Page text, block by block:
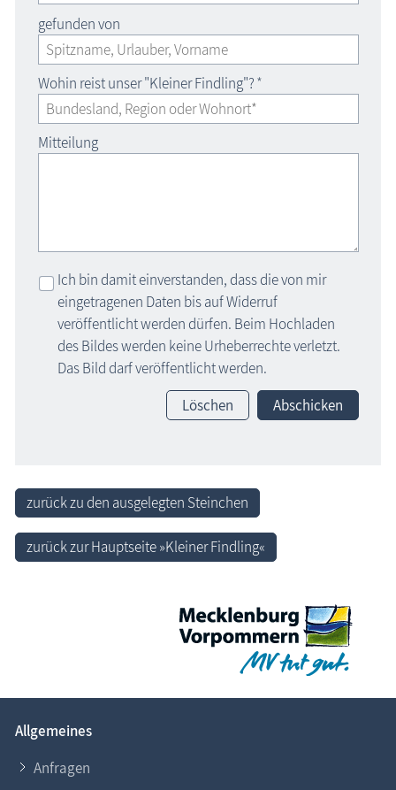
gefunden von
Wohin reist unser "Kleiner Findling"?*
Mitteilung
Ich bin damit einverstanden, dass die von mir
eingetragenen Daten bis auf Widerruf
veröffentlicht werden dürfen. Beim Hochladen
des Bildes werden keine Urheberrechte verletzt.
Das Bild darf veröffentlicht werden.
Löschen
Abschicken
zurück zu den ausgelegten Steinchen
zurück zur Hauptseite »Kleiner Findling«
Allgemeines
Anfragen